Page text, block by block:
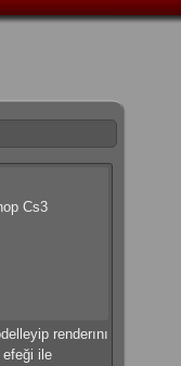
Cs3
renderını
efeği ile